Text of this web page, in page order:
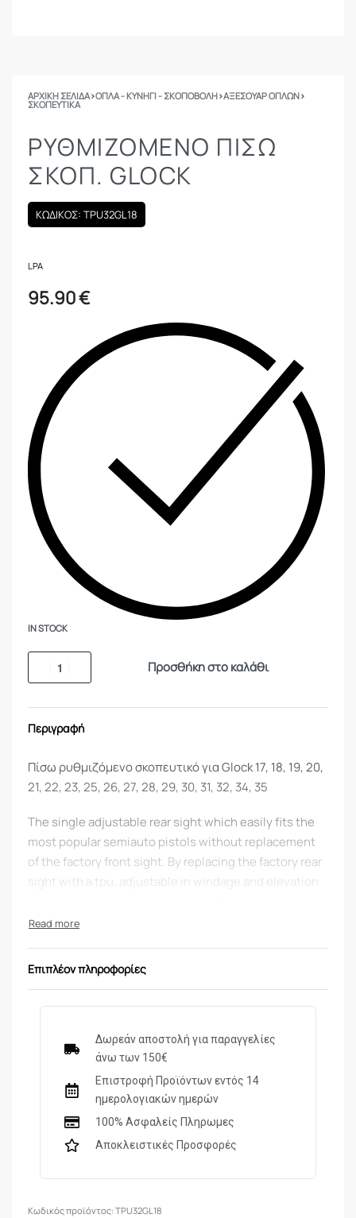
ΑΡΧΙΚΉ ΣΕΛΊΔΑ›ΟΠΛΑ - ΚΥΝΗΓΙ - ΣΚΟΠΟΒΟΛΗ›ΑΞΕΣΟΥΑΡ ΟΠΛΩΝ›
ΣΚΟΠΕΥΤΙΚΆ
ΡΥΘΜΙΖΌΜΕΝΟ ΠΊΣΩ
ΣΚΟΠ. GLOCK
ΚΩΔΙΚΟΣ: TPU32GL18
LPA
95.90€
IN STOCK
Προσθήκη στο καλάθι
Περιγραφή
Πίσω ρυθμιζόμενο σκοπευτικό για Glock 17, 18, 19, 20,
21, 22, 23, 25, 26, 27, 28, 29, 30, 31, 32, 34, 35
The single adjustable rear sight which easily fits the
most popular semiauto pistols without replacement
of the factory front sight. By replacing the factory rear
sight with a tpu, adjustable in windage and elevation
semi-auto into a modern firearm ready for target and
Features:
Works with the factory front sight.
Fits the existing dovetail slot without milling work.
Machined from solid steel using state-of-the-art CNC
Tapered dovetail for a better locking in the slide
(install from left to right).
Allen wrench and adjustment screwdriver included in
the package.
Επιπλέον πληροφορίες
Δωρεάν αποστολή για παραγγελίες
άνω των 150€
Επιστροφή Προϊόντων εντός 14
ημερολογιακών ημερών
100% Ασφαλείς Πληρωμες
Αποκλειστικές Προσφορές
TPU32GL18